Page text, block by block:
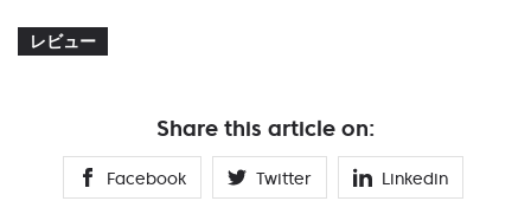
レビュー
Share this article on:
Facebook Twitter Linkedin